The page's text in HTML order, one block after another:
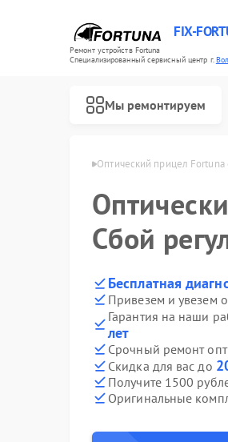
FIX-
Ремонт устройств Fortuna
Специализированный cервисный центр г.
Мы ремонтируем
в Волжском Оптический прицел
Сбой
Бесплатная
Привезем и увезем
Гарантия на наши
лет
Срочный ремонт
Скидка для вас до
Получите 1500
Оригинальные